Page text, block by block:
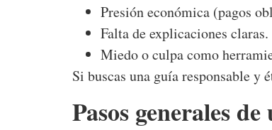
Presión económica (pagos
Falta de explicaciones claras.
Miedo o culpa como
Si buscas una guía responsable y
Pasos generales